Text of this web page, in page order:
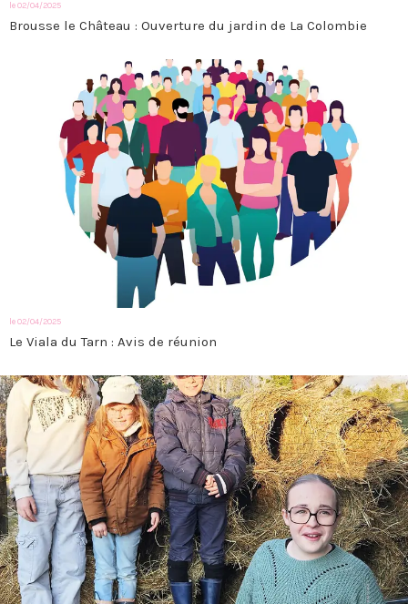
le 02/04/2025
Brousse le Château : Ouverture du jardin de La Colombie
le 02/04/2025
Le Viala du Tarn : Avis de réunion